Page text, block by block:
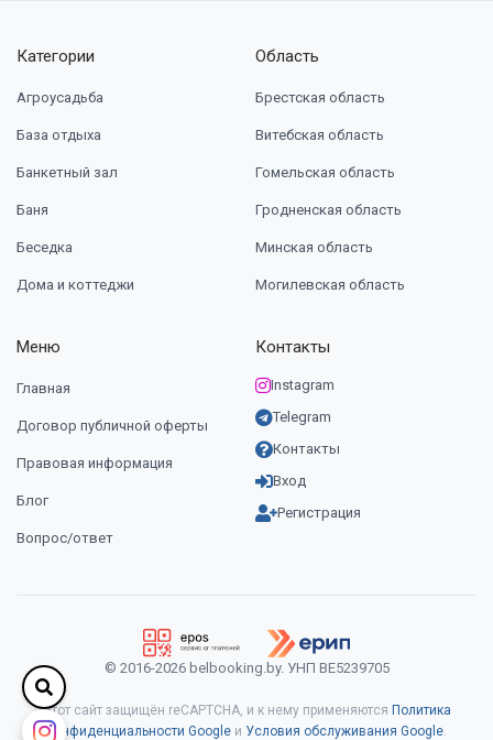
Категории
Агроусадьба
База отдыха
Банкетный зал
Баня
Беседка
Дома и коттеджи
Область
Брестская область
Витебская область
Гомельская область
Гродненская область
Минская область
Могилевская область
Меню
Главная
Договор публичной оферты
Правовая информация
Блог
Вопрос/ответ
Контакты
Instagram
Telegram
Контакты
Вход
Регистрация
© 2016-2026 belbooking.by. УНП ВЕ5239705
Этот сайт защищён reCAPTCHA, и к нему применяются Политика
конфиденциальности Googleи Условия обслуживания Google.